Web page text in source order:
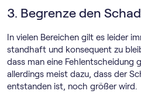
3. Begrenze den
In vielen Bereichen gilt es leider
standhaft und konsequent zu
dass man eine Fehlentscheidung
allerdings meist dazu, dass der
entstanden ist, noch größer wird.